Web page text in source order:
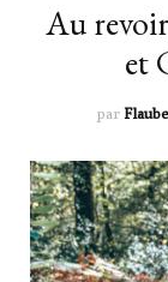
Au
et
par